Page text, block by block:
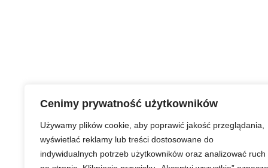
Cenimy prywatność użytkowników
Używamy plików cookie, aby poprawić jakość przeglądania,
wyświetlać reklamy lub treści dostosowane do
indywidualnych potrzeb użytkowników oraz analizować ruch